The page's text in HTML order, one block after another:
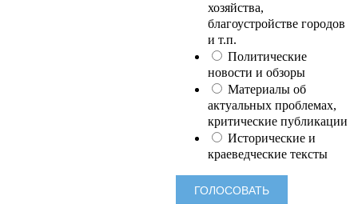
хозяйства,
благоустройстве городов
и т.п.
Политические
новости и обзоры
Материалы об
актуальных проблемах,
критические публикации
Исторические и
краеведческие тексты